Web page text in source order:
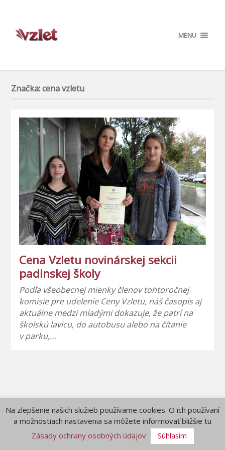
MENU
Značka:cena vzletu
Cena Vzletu novinárskej sekcii
padinskej školy
Podľa všeobecnej mienky členov tohtoročnej
komisie pre udelenie Ceny Vzletu, náš časopis aj
aktuálne medzi mladými dokazuje, že patrí na
školskú lavicu, do autobusu alebo na čítanie
v parku,…
Na zlepšenie našich služieb používame cookies. O ich používaní
a možnostiach nastavenia sa môžete informovať bližšie tu
Zásady ochrany osobných údajov
Súhlasim